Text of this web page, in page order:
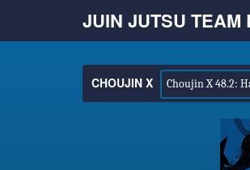
JUIN JUTSU TEAM
CHOUJIN X Choujin X 48.2: